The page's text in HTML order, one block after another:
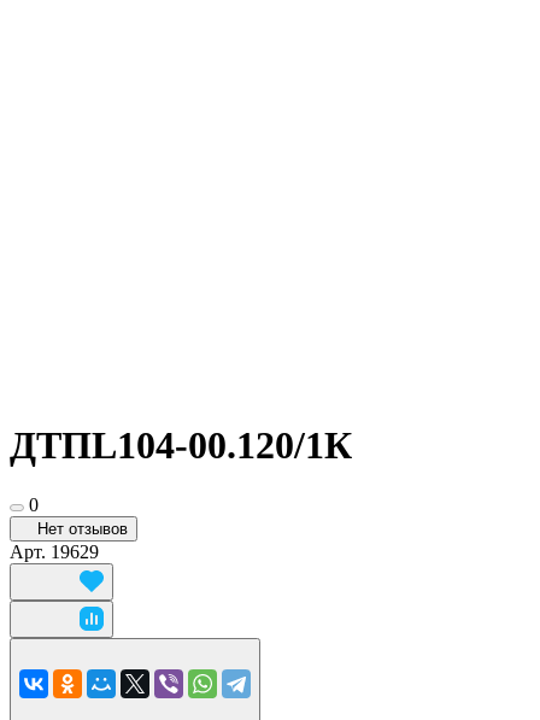
ДТПL104-00.120/1К
0
Нет отзывов
Арт. 19629